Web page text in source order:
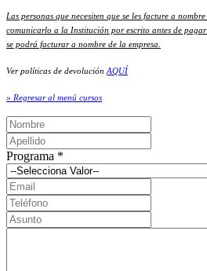
Las personas que necesiten que se les facture a
comunicarlo a la Institución por escrito antes de
se podrá facturar a nombre de la empresa.
Ver políticas de devolución AQUÍ
» Regresar al menú cursos
Programa *